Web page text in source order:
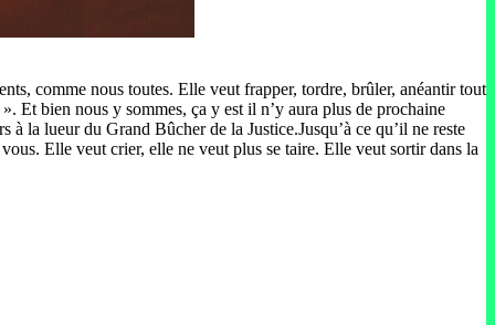
comme nous toutes. Elle veut frapper, tordre, brûler, anéantir tout
Et bien nous y sommes, ça y est il n’y aura plus de prochaine
la lueur du Grand Bûcher de la Justice.Jusqu’à ce qu’il ne reste
Elle veut crier, elle ne veut plus se taire. Elle veut sortir dans la